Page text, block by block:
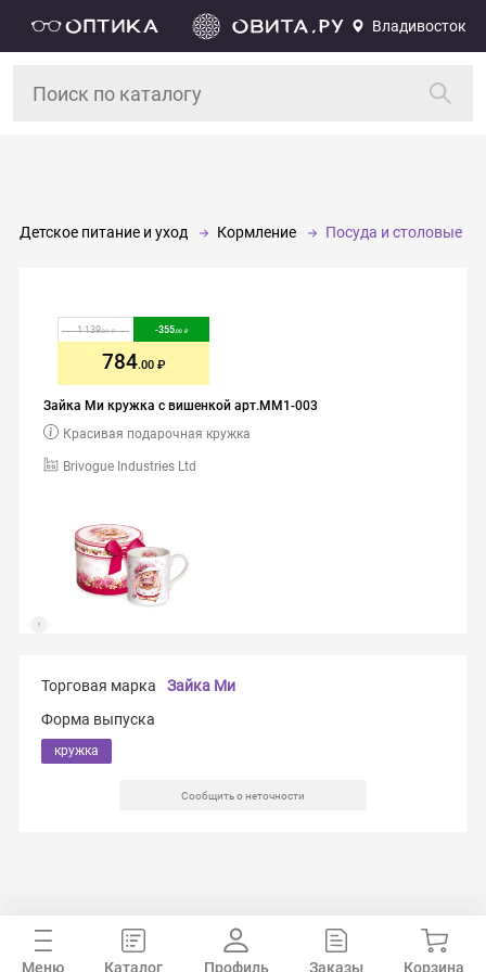
Владивосток
Детское питание и уход Кормление Посуда и столовые
Зайка Ми кружка с вишенкой арт.MM1-003
Brivogue Industries Ltd
Красивая подарочная кружка
1 139.00 -355.00
784.00
Торговая марка
Зайка Ми
Форма выпуска
кружка
Сообщить о неточности
Меню Каталог Профиль Заказы Корзина